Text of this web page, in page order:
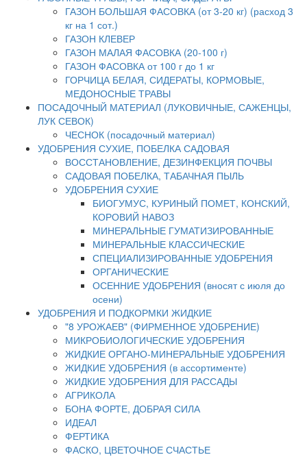
ГАЗОН БОЛЬШАЯ ФАСОВКА (от 3-20 кг) (расход 3
кг на 1 сот.)
ГАЗОН КЛЕВЕР
ГАЗОН МАЛАЯ ФАСОВКА (20-100 г)
ГАЗОН ФАСОВКА от 100 г до 1 кг
ГОРЧИЦА БЕЛАЯ, СИДЕРАТЫ, КОРМОВЫЕ,
МЕДОНОСНЫЕ ТРАВЫ
ПОСАДОЧНЫЙ МАТЕРИАЛ (ЛУКОВИЧНЫЕ, САЖЕНЦЫ,
ЛУК СЕВОК)
ЧЕСНОК (посадочный материал)
УДОБРЕНИЯ СУХИЕ, ПОБЕЛКА САДОВАЯ
ВОССТАНОВЛЕНИЕ, ДЕЗИНФЕКЦИЯ ПОЧВЫ
САДОВАЯ ПОБЕЛКА, ТАБАЧНАЯ ПЫЛЬ
УДОБРЕНИЯ СУХИЕ
БИОГУМУС, КУРИНЫЙ ПОМЕТ, КОНСКИЙ,
КОРОВИЙ НАВОЗ
МИНЕРАЛЬНЫЕ ГУМАТИЗИРОВАННЫЕ
МИНЕРАЛЬНЫЕ КЛАССИЧЕСКИЕ
СПЕЦИАЛИЗИРОВАННЫЕ УДОБРЕНИЯ
ОРГАНИЧЕСКИЕ
ОСЕННИЕ УДОБРЕНИЯ (вносят с июля до
осени)
УДОБРЕНИЯ И ПОДКОРМКИ ЖИДКИЕ
"8 УРОЖАЕВ" (ФИРМЕННОЕ УДОБРЕНИЕ)
МИКРОБИОЛОГИЧЕСКИЕ УДОБРЕНИЯ
ЖИДКИЕ ОРГАНО-МИНЕРАЛЬНЫЕ УДОБРЕНИЯ
ЖИДКИЕ УДОБРЕНИЯ (в ассортименте)
ЖИДКИЕ УДОБРЕНИЯ ДЛЯ РАССАДЫ
АГРИКОЛА
БОНА ФОРТЕ, ДОБРАЯ СИЛА
ИДЕАЛ
ФЕРТИКА
ФАСКО, ЦВЕТОЧНОЕ СЧАСТЬЕ